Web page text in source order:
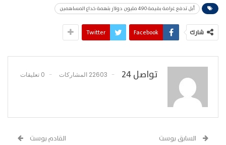
أبل تدفع غرامة بقيمة 490 مليون دولار بتهمة خداع المساهمين
شارك Facebook
Twitter
تواصل 24 22603 المشاركات 0 تعليقات
السابق بوست القادم بوست